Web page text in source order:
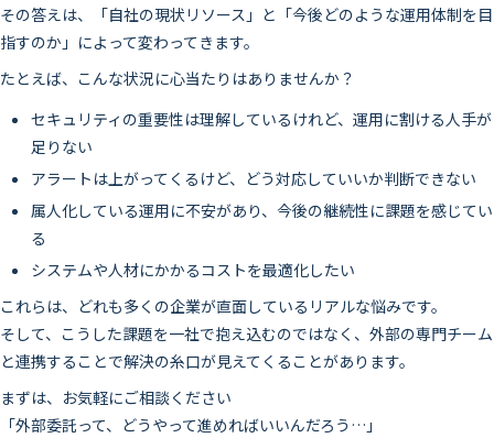
その答えは、「自社の現状リソース」と「今後どのような運用体制を目
指すのか」によって変わってきます。
たとえば、こんな状況に心当たりはありませんか？
セキュリティの重要性は理解しているけれど、運用に割ける人手が
足りない
アラートは上がってくるけど、どう対応していいか判断できない
属人化している運用に不安があり、今後の継続性に課題を感じてい
る
システムや人材にかかるコストを最適化したい
これらは、どれも多くの企業が直面しているリアルな悩みです。
そして、こうした課題を一社で抱え込むのではなく、外部の専門チーム
と連携することで解決の糸口が見えてくることがあります。
まずは、お気軽にご相談ください
「外部委託って、どうやって進めればいいんだろう…」